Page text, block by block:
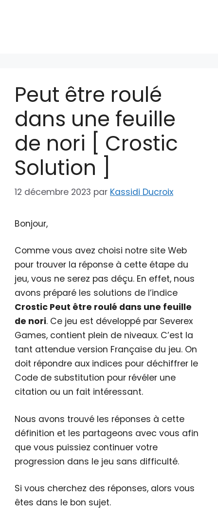
Peut être roulé
dans une feuille
de nori [ Crostic
Solution ]
12 décembre 2023 par Kassidi Ducroix
Bonjour,
Comme vous avez choisi notre site Web
pour trouver la réponse à cette étape du
jeu, vous ne serez pas déçu. En effet, nous
avons préparé les solutions de l’indice
Crostic Peut être roulé dans une feuille
de nori. Ce jeu est développé par Severex
Games, contient plein de niveaux. C’est la
tant attendue version Française du jeu. On
doit répondre aux indices pour déchiffrer le
Code de substitution pour révéler une
citation ou un fait intéressant.
Nous avons trouvé les réponses à cette
définition et les partageons avec vous afin
que vous puissiez continuer votre
progression dans le jeu sans difficulté.
Si vous cherchez des réponses, alors vous
êtes dans le bon sujet.